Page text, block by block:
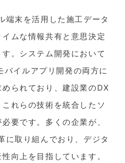
端末を活用した施工データ
ムな情報共有と意思決定
。システム開発において
イルアプリ開発の両方に
られており、建設業のDX
れらの技術を統合したソ
要です。多くの企業が、
に取り組んでおり、デジタ
向上を目指しています。